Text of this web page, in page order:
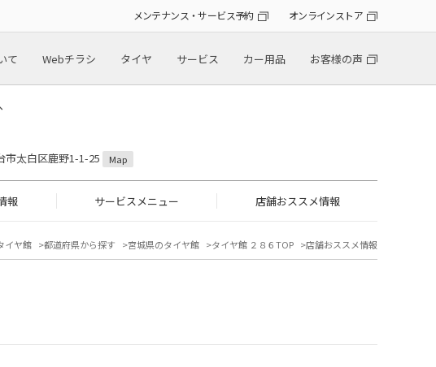
メンテナンス・サービス予約 オンラインストア
て Webチラシ タイヤ サービス カー用品 お客様の声
太白区鹿野1-1-25 Map
報 サービスメニュー 店舗おススメ情報
イヤ館 都道府県から探す 宮城県のタイヤ館 タイヤ館 ２８６TOP 店舗おススメ情報